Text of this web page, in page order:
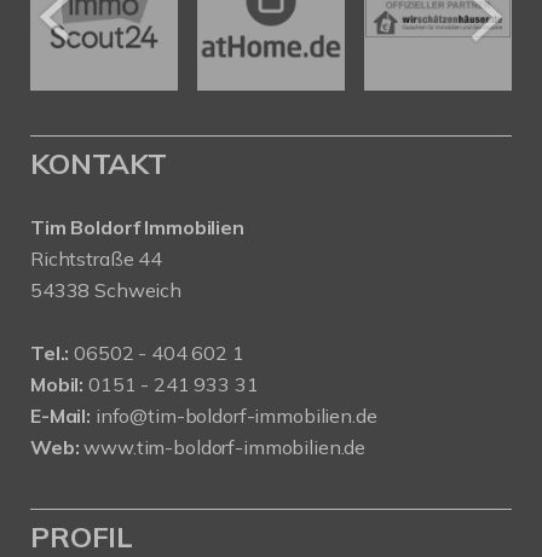
KONTAKT
Tim Boldorf Immobilien
Richtstraße 44
54338 Schweich
Tel.: 06502 - 404 602 1
Mobil: 0151 - 241 933 31
E-Mail: info@tim-boldorf-immobilien.de
Web:www.tim-boldorf-immobilien.de
PROFIL